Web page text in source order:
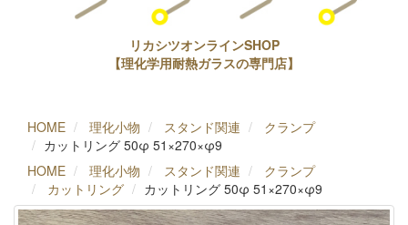
リカシツオンラインSHOP
【理化学用耐熱ガラスの専門店】
HOME 理化小物 スタンド関連
クランプ
カットリング 50φ 51×270×φ9
HOME
理化小物 スタンド関連
クランプ
カットリング
カットリング 50φ 51×270×φ9